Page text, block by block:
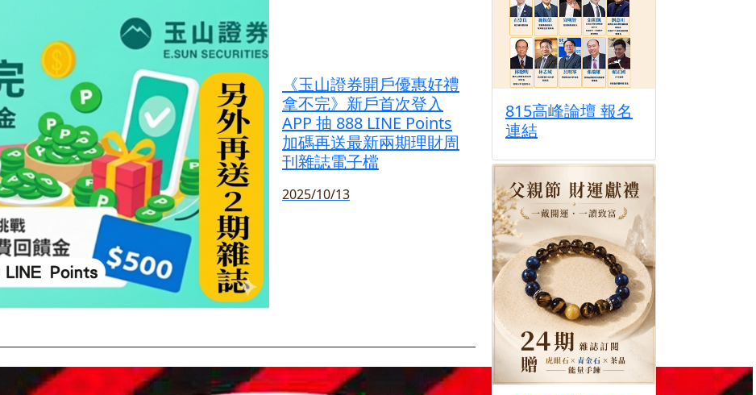
《玉山證券開戶優惠好禮
拿不完》新戶首次登入
APP 抽 888 LINE Points
加碼再送最新兩期理財周
刊雜誌電子檔
2025/10/13
815高峰論壇 報名
連結